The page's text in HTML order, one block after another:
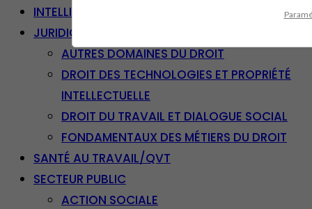
INTELLIGENCE ARTIFICIELLE
JURIDIQUE
AUTRES DOMAINES DU DROIT
DROIT DES TECHNOLOGIES ET PROPRIÉTÉ
INTELLECTUELLE
DROIT DU TRAVAIL ET DIALOGUE SOCIAL
FONDAMENTAUX DES MÉTIERS DU DROIT
SANTÉ AU TRAVAIL/QVT
SECTEUR PUBLIC
ACTION SOCIALE